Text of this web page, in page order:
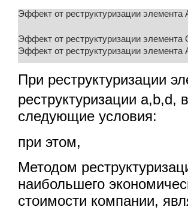
Эффект от реструктуризации элемента
Эффект от реструктуризации элемента
Эффект от реструктуризации элемента
При реструктуризации
реструктуризации
следующие условия:
при этом,
Методом
наибольшего
стоимости компании,